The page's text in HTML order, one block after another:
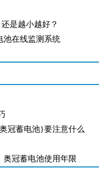
是越小越好？
池在线监测系统
冠蓄电池}要注意什么
奥冠蓄电池使用年限